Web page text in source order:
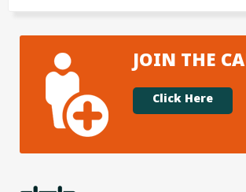
JOIN THE
Click Here